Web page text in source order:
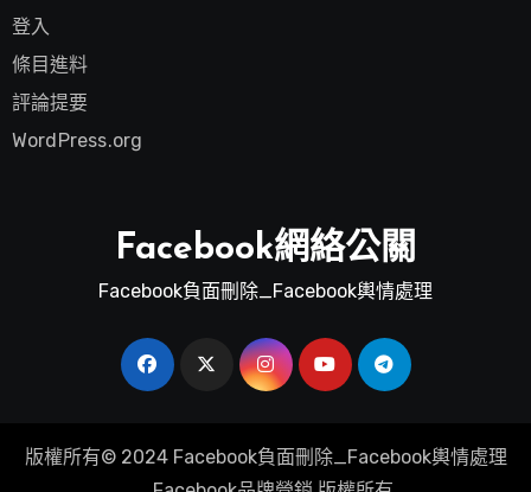
登入
條目進料
評論提要
WordPress.org
Facebook網絡公關
Facebook負面刪除_Facebook輿情處理
版權所有© 2024 Facebook負面刪除_Facebook輿情處理